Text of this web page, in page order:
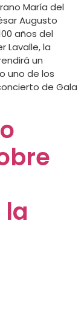
María del
Augusto
años del
Lavalle, la
un
uno de los
de Gala